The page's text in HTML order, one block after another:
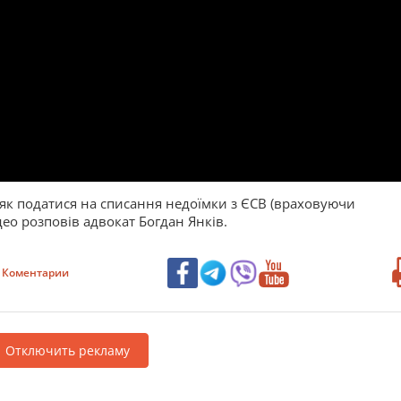
податися на списання недоїмки з ЄСВ (враховуючи
розповів адвокат Богдан Янків.
Коментарии
Отключить рекламу